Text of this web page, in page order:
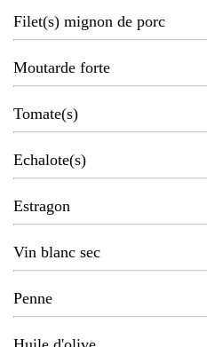
Filet(s) mignon de porc
Moutarde forte
Tomate(s)
Echalote(s)
Estragon
Vin blanc sec
Penne